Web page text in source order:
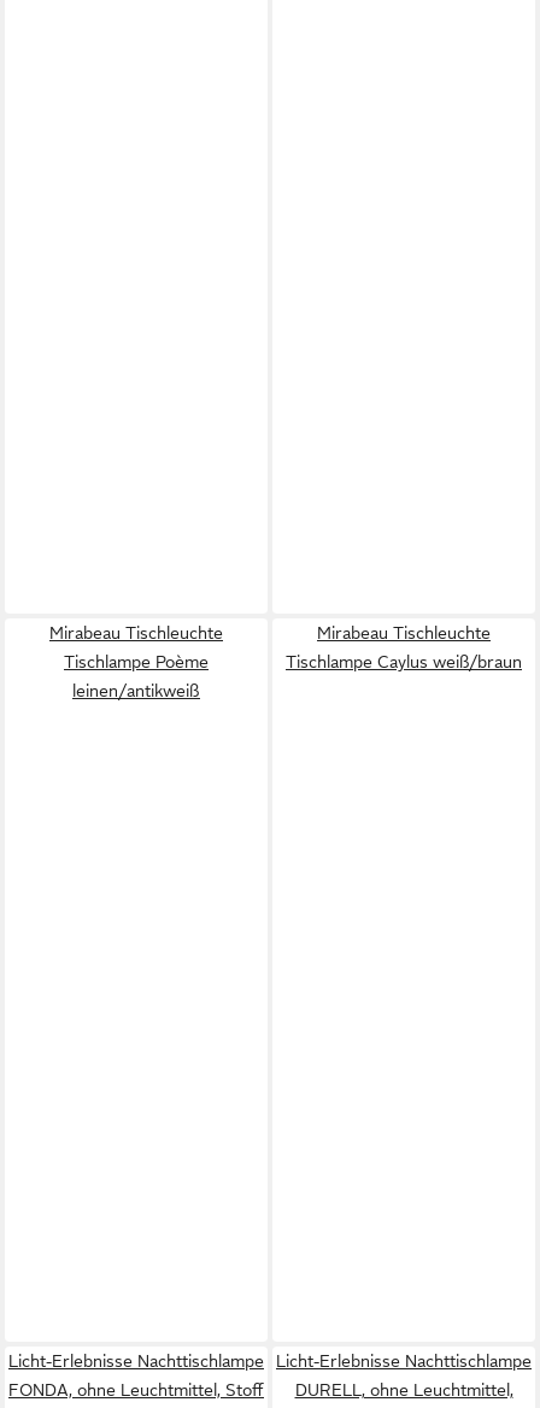
Mirabeau Tischleuchte
Tischlampe Poème
leinen/antikweiß
Mirabeau Tischleuchte
Tischlampe Caylus weiß/braun
Licht-Erlebnisse Nachttischlampe
FONDA, ohne Leuchtmittel, Stoff
Licht-Erlebnisse Nachttischlampe
DURELL, ohne Leuchtmittel,